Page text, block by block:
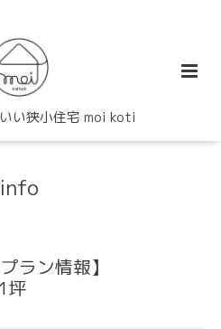
い狭小住宅 moi koti
info
ラン情報】
坪